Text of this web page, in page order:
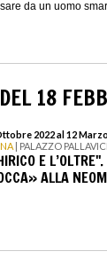
da un uomo
DEL 18
2022 al 12
| PALAZZO
E
ALLA